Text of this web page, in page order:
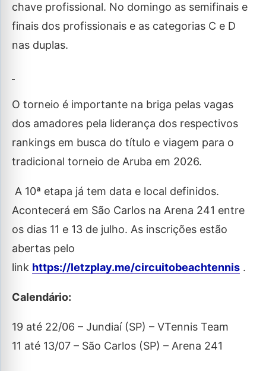
chave profissional. No domingo as semifinais e
finais dos profissionais e as categorias C e D
nas duplas.
O torneio é importante na briga pelas vagas
dos amadores pela liderança dos respectivos
rankings em busca do título e viagem para o
tradicional torneio de Aruba em 2026.
A 10ª etapa já tem data e local definidos.
Acontecerá em São Carlos na Arena 241 entre
os dias 11 e 13 de julho. As inscrições estão
abertas pelo
link https://letzplay.me/circuitobeachtennis .
Calendário:
19 até 22/06 – Jundiaí (SP) – VTennis Team
11 até 13/07 – São Carlos (SP) – Arena 241